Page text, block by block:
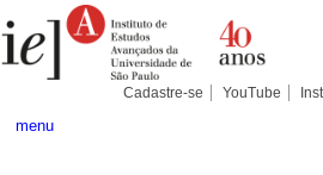
para
conteúdo.
Pessoais
Cadastre-se YouTube
menu